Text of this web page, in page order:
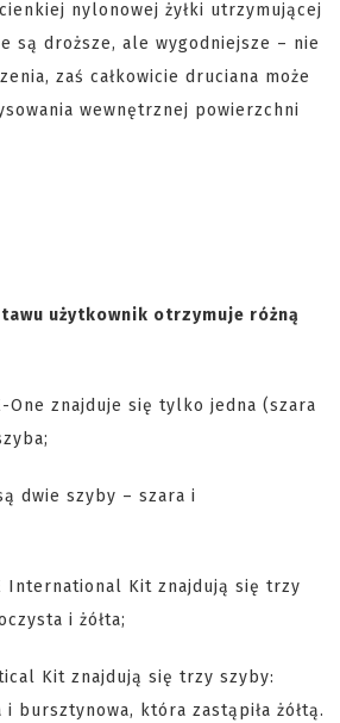
nylonowej żyłki utrzymującej
są droższe, ale wygodniejsze – nie
zaś całkowicie druciana może
wewnętrznej powierzchni
użytkownik otrzymuje różną
One znajduje się tylko jedna (szara
dwie szyby – szara i
International Kit znajdują się trzy
i żółta;
Kit znajdują się trzy szyby:
bursztynowa, która zastąpiła żółtą.